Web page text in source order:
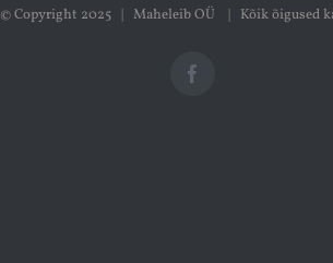
© Copyright 2025 | Maheleib OÜ | Kõik õigused
Facebook